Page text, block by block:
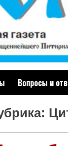
Вопросы и